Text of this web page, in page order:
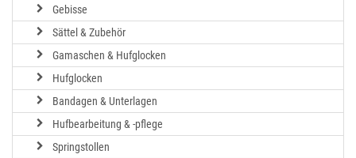
Gebisse
Sättel & Zubehör
Gamaschen & Hufglocken
Hufglocken
Bandagen & Unterlagen
Hufbearbeitung & -pflege
Springstollen